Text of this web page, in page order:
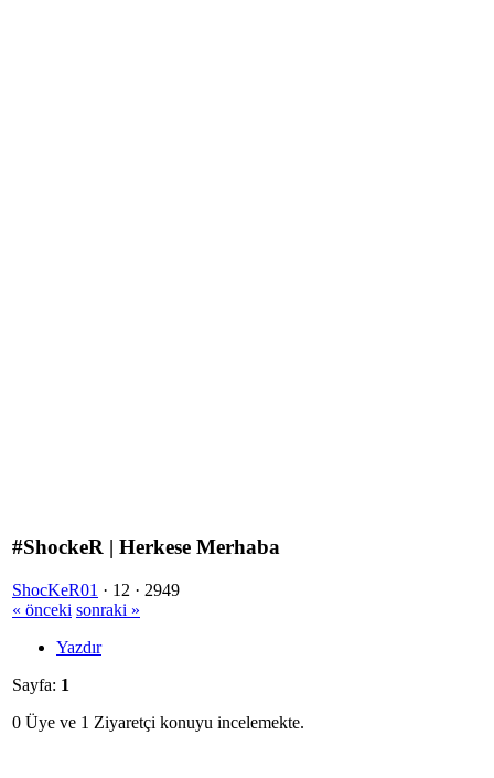
#ShockeR | Herkese Merhaba
ShocKeR01 · 12 · 2949
« önceki sonraki »
Yazdır
Sayfa: 1
0 Üye ve 1 Ziyaretçi konuyu incelemekte.